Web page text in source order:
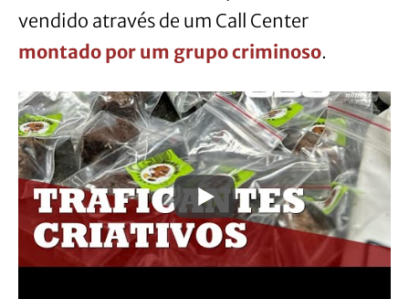
vendido através de um Call Center
montado por um grupo criminoso.